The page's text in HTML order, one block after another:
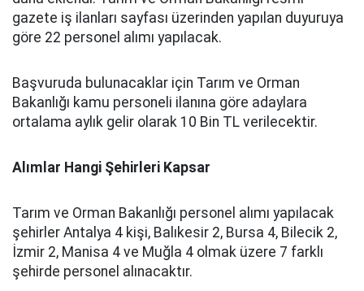
gazete iş ilanları sayfası üzerinden yapılan duyuruya
göre 22 personel alımı yapılacak.
Başvuruda bulunacaklar için Tarım ve Orman
Bakanlığı kamu personeli ilanına göre adaylara
ortalama aylık gelir olarak 10 Bin TL verilecektir.
Alımlar Hangi Şehirleri Kapsar
Tarım ve Orman Bakanlığı personel alımı yapılacak
şehirler Antalya 4 kişi, Balıkesir 2, Bursa 4, Bilecik 2,
İzmir 2, Manisa 4 ve Muğla 4 olmak üzere 7 farklı
şehirde personel alınacaktır.